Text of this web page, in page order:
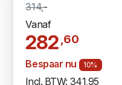
314,-
Vanaf
282,60
Bespaar nu 10%
Incl. BTW: 341,95